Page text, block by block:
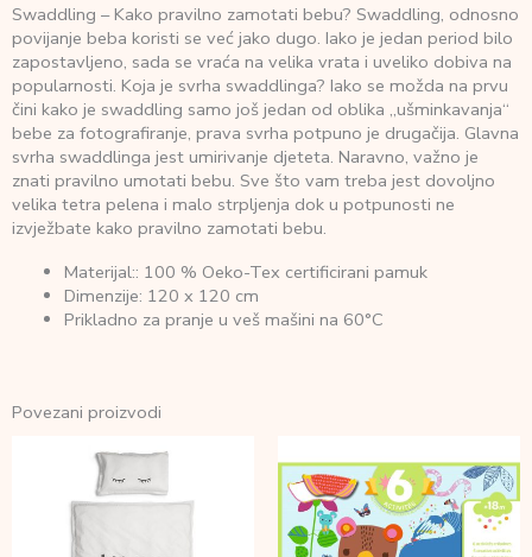
Swaddling – Kako pravilno zamotati bebu? Swaddling, odnosno
povijanje beba koristi se već jako dugo. Iako je jedan period bilo
zapostavljeno, sada se vraća na velika vrata i uveliko dobiva na
popularnosti. Koja je svrha swaddlinga? Iako se možda na prvu
čini kako je swaddling samo još jedan od oblika „ušminkavanja“
bebe za fotografiranje, prava svrha potpuno je drugačija. Glavna
svrha swaddlinga jest umirivanje djeteta. Naravno, važno je
znati pravilno umotati bebu. Sve što vam treba jest dovoljno
velika tetra pelena i malo strpljenja dok u potpunosti ne
izvježbate kako pravilno zamotati bebu.
Materijal:: 100 % Oeko-Tex certificirani pamuk
Dimenzije: 120 x 120 cm
Prikladno za pranje u veš mašini na 60°C
Povezani proizvodi